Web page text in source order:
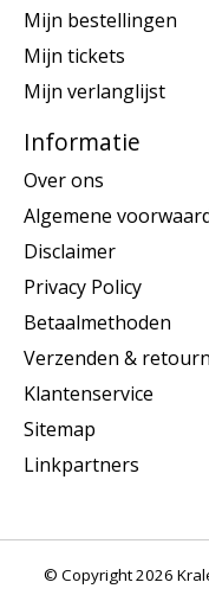
Mijn bestellingen
Mijn tickets
Mijn verlanglijst
Informatie
Over ons
Algemene
Disclaimer
Privacy Policy
Betaalmethoden
Verzenden &
Klantenservice
Sitemap
Linkpartners
© Copyright 2026